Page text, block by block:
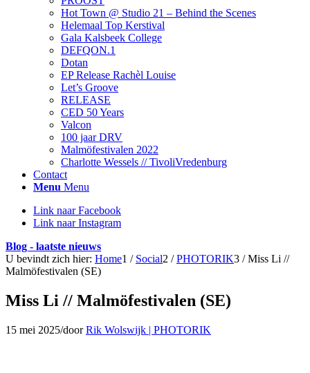
Hot Town @ Studio 21 – Behind the Scenes
Helemaal Top Kerstival
Gala Kalsbeek College
DEFQON.1
Dotan
EP Release Rachèl Louise
Let’s Groove
RELEASE
CED 50 Years
Valcon
100 jaar DRV
Malmöfestivalen 2022
Charlotte Wessels // TivoliVredenburg
Contact
Menu Menu
Link naar Facebook
Link naar Instagram
Blog - laatste nieuws
U bevindt zich hier: Home1 / Social2 / PHOTORIK3 / Miss Li //
Malmöfestivalen (SE)
Miss Li // Malmöfestivalen (SE)
15 mei 2025/doorRik Wolswijk | PHOTORIK